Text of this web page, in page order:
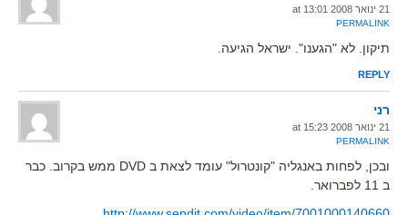
21 ינואר 2008 at 13:01
PERMALINK
תיקון. לא "הגענו". ישראל הגיעה.
REPLY
רני
21 ינואר 2008 at 15:23
PERMALINK
ובכן, לפחות באנגליה "קונטרול" עומד לצאת ב DVD ממש בקרוב. כבר
ב 11 לפברואר.